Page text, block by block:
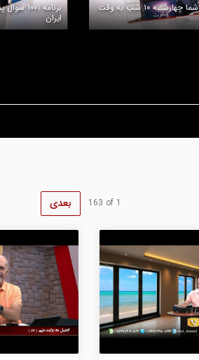
ایران
برنامه کلیسای شما چهارشنبه ۱۰ شب به وقت
1
of
163 بعدی